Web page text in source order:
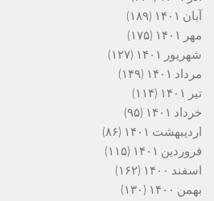
آبان ۱۴۰۱
(۱۸۹)
مهر ۱۴۰۱
(۱۷۵)
شهریور ۱۴۰۱
(۱۲۷)
مرداد ۱۴۰۱
(۱۴۹)
تیر ۱۴۰۱
(۱۱۴)
خرداد ۱۴۰۱
(۹۵)
اردیبهشت ۱۴۰۱
(۸۶)
فروردین ۱۴۰۱
(۱۱۵)
اسفند ۱۴۰۰
(۱۶۲)
بهمن ۱۴۰۰
(۱۳۰)